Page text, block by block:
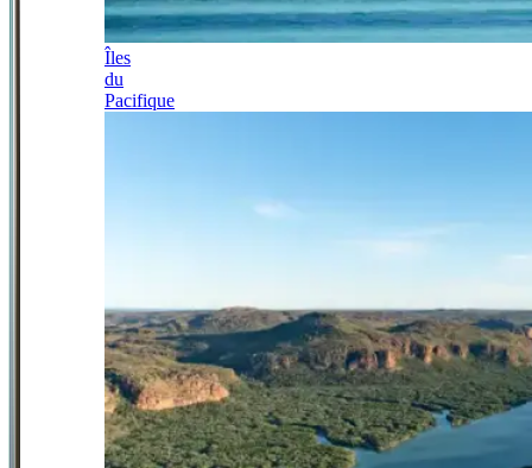
Îles
du
Pacifique